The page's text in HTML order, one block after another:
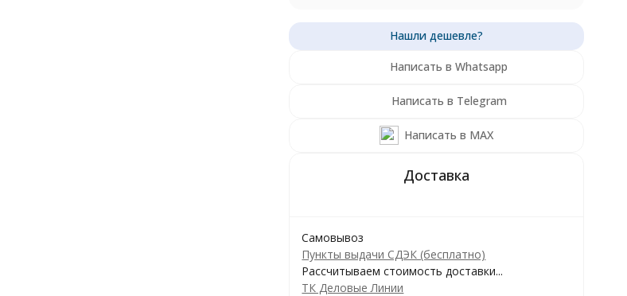
Написать в Whatsapp
Написать в Telegram
Написать в MAX
Самовывоз
Пункты выдачи СДЭК (бесплатно)
Рассчитываем стоимость доставки...
ТК Деловые Линии